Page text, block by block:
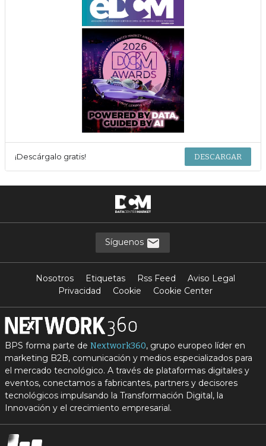
¡Descárgalo gratis! DESCARGAR
Síguenos
Nosotros Etiquetas Rss Feed
Aviso Legal
Privacidad
Cookie Cookie Center
BPS forma parte de Nextwork360, grupo europeo líder en
marketing B2B, comunicación y medios especializados para
el mercado tecnológico. A través de plataformas digitales y
eventos, conectamos a fabricantes, partners y decisores
tecnológicos impulsando la Transformación Digital, la
Innovación y el crecimiento empresarial.